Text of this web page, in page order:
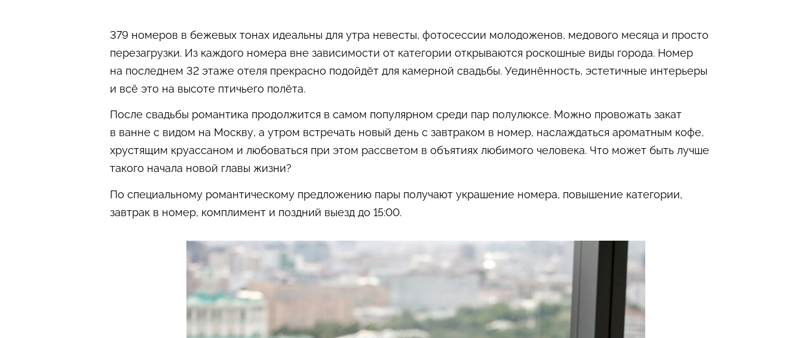
379 номеров в бежевых тонах идеальны для утра невесты, фотосессии молодоженов, медового месяца и просто
перезагрузки. Из каждого номера вне зависимости от категории открываются роскошные виды города. Номер
на последнем 32 этаже отеля прекрасно подойдёт для камерной свадьбы. Уединённость, эстетичные интерьеры
и всё это на высоте птичьего полёта.
После свадьбы романтика продолжится в самом популярном среди пар полулюксе. Можно провожать закат
в ванне с видом на Москву, а утром встречать новый день с завтраком в номер, наслаждаться ароматным кофе,
хрустящим круассаном и любоваться при этом рассветом в объятиях любимого человека. Что может быть лучше
такого начала новой главы жизни?
По специальному романтическому предложению пары получают украшение номера, повышение категории,
завтрак в номер, комплимент и поздний выезд до 15:00.